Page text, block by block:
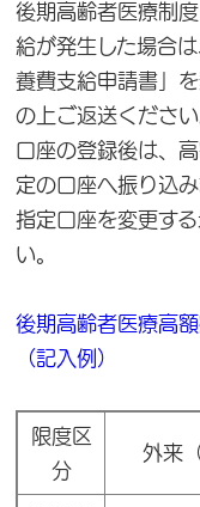
後期高齢者医療制
給が発生した場合
養費支給申請書」
の上ご返送ください
口座の登録後は、
定の口座へ振り込み
指定口座を変更す
い。
後期高齢者医療高
（記入例）
限度区
分
外来